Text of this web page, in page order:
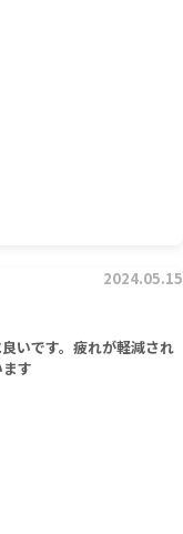
2024.05.15
いです。疲れが軽減され
す